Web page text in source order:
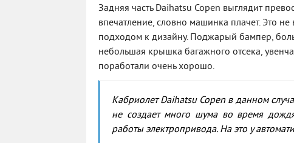
Задняя часть Daihatsu Copen выглядит
впечатление, словно машинка плачет. Это
подходом к дизайну. Поджарый бампер,
небольшая крышка багажного отсека,
поработали очень хорошо.
Кабриолет Daihatsu Copen в данном
не создает много шума во время
работы электропривода. На это у